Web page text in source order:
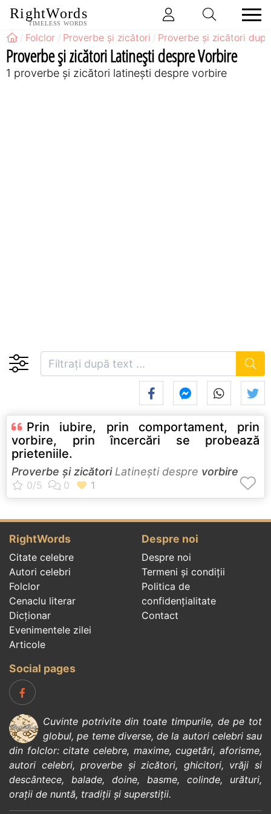
RightWords
TIMELESS WORDS
Folclor Proverbe și zicători Proverbe și zicători
Proverbe și zicători Latineşti despre Vorbire
1 proverbe și zicători latineşti despre vorbire
Prin iubire, prin comportament, prin
vorbire, prin încercări se probează
prieteniile.
Proverbe și zicătoriLatineşti despre vorbire
RightWords
Citate celebre
Autori celebri
Folclor
Cenaclu literar
Dicționar
Evenimentele zilei
Articole
Despre noi
Despre noi
Termeni și condiții
Politica de
confidenţialitate
Contact
Social pages
Cuvinte potrivite din toate timpurile, de pe tot
globul, pe teme diverse, de la autori celebrisau
din folclor:citate celebre, maxime,cugetări,aforisme,
autori celebri,proverbe și zicători, ghicitori, vrăji si
descântece, balade, doine, basme, colinde, urături,
orații de nuntă, tradiții și superstiții.